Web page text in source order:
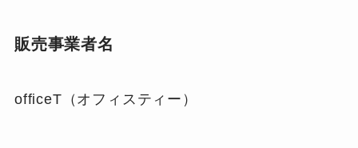
販売事業者名
officeT（オフィスティー）